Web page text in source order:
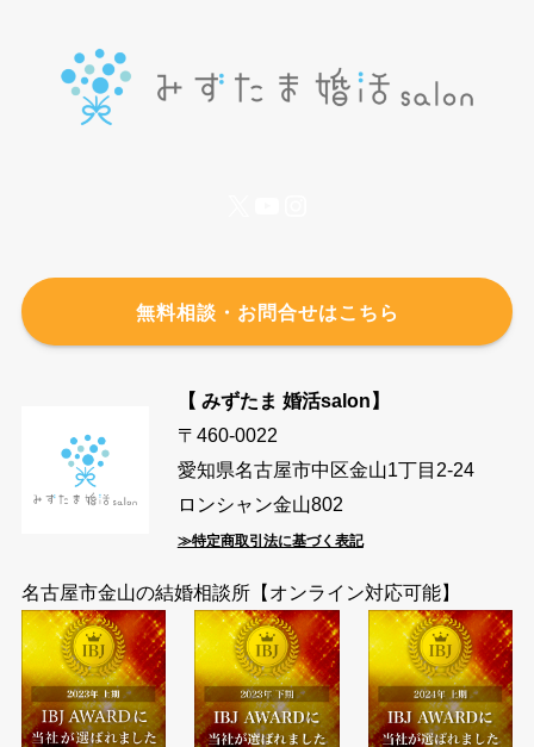
無料相談・お問合せはこちら
【 みずたま 婚活salon】
〒460-0022
愛知県名古屋市中区金山1丁目2-24
ロンシャン金山802
≫特定商取引法に基づく表記
名古屋市金山の結婚相談所【オンライン対応可能】